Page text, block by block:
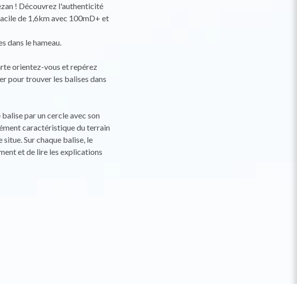
! Découvrez l'authenticité
de 1,6km avec 100mD+ et
dans le hameau.
orientez-vous et repérez
pour trouver les balises dans
par un cercle avec son
caractéristique du terrain
Sur chaque balise, le
et de lire les explications